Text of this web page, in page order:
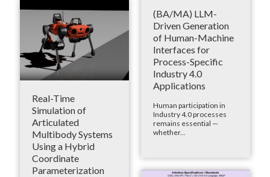
(BA/MA) LLM-
Driven Generation
of Human-Machine
Interfaces for
Process-Specific
Industry 4.0
Applications
Human participation in
Industry 4.0 processes
remains essential —
whether...
Real-Time
Simulation of
Articulated
Multibody Systems
Using a Hybrid
Coordinate
Parameterization